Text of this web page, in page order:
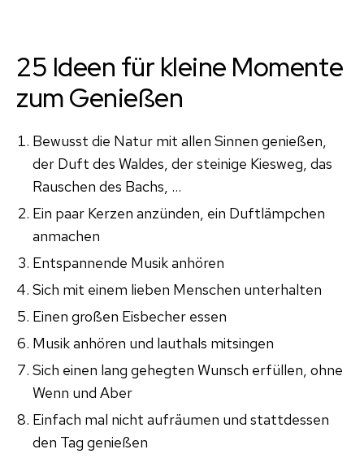
25 Ideen für kleine Momente
zum Genießen
Bewusst die Natur mit allen Sinnen genießen,
der Duft des Waldes, der steinige Kiesweg, das
Rauschen des Bachs, …
Ein paar Kerzen anzünden, ein Duftlämpchen
anmachen
Entspannende Musik anhören
Sich mit einem lieben Menschen unterhalten
Einen großen Eisbecher essen
Musik anhören und lauthals mitsingen
Sich einen lang gehegten Wunsch erfüllen, ohne
Wenn und Aber
Einfach mal nicht aufräumen und stattdessen
den Tag genießen